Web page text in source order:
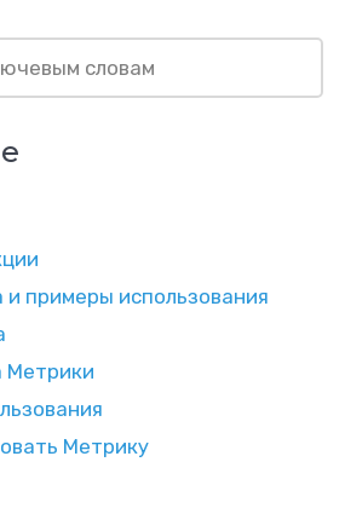
примеры использования
Метрики
Метрику